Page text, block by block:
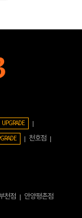
UPGRADE
천호점
천점 안양평촌점